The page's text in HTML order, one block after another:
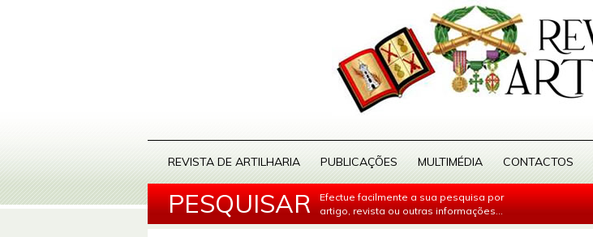
REVISTA DE ARTILHARIA PUBLICAÇÕES MULTIMÉDIA CONTACTOS
PESQUISAR
Efectue facilmente a sua pesquisa por
artigo, revista ou outras informações...